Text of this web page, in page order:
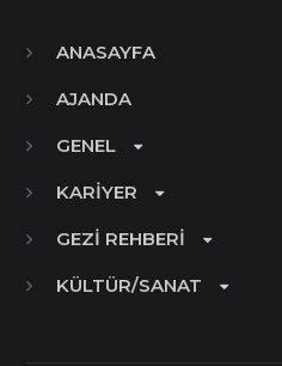
ANASAYFA
AJANDA
GENEL
KARIYER
GEZI REHBERI
KÜLTÜR/SANAT